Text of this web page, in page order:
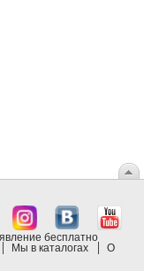
бесплатно
Мы в каталогах
О